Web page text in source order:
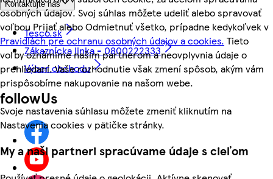
osobných údajov. Svoj súhlas môžete udeliť alebo spravovať
voľbou Prijať alebo Odmietnuť všetko, prípadne kedykoľvek v
Pravidlách pre ochranu osobných údajov a cookies. Tieto
voľby oznámime našim partnerom a neovplyvnia údaje o
prehliadaní. Vaše rozhodnutie však zmení spôsob, akým vám
prispôsobíme nakupovanie na našom webe.
Svoje nastavenia súhlasu môžete zmeniť kliknutím na
Nastavenia cookies v pätičke stránky.
My a naši partneri spracúvame údaje s cieľom
Kontaktujte nás
Tesco.sk
Zákaznícka linka - 0800222333
Výber obchodu
followUs